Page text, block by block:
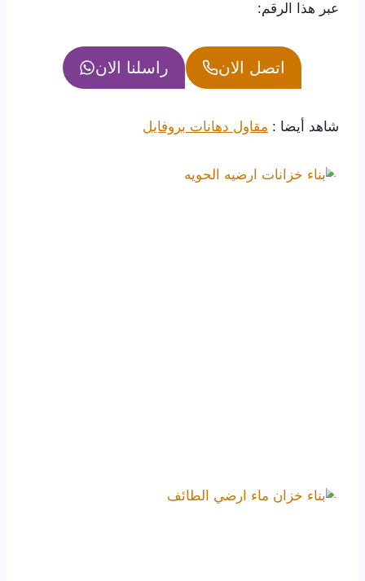
عبر هذا الرقم:
اتصل الان راسلنا الان
شاهد أيضا : مقاول دهانات بروفايل